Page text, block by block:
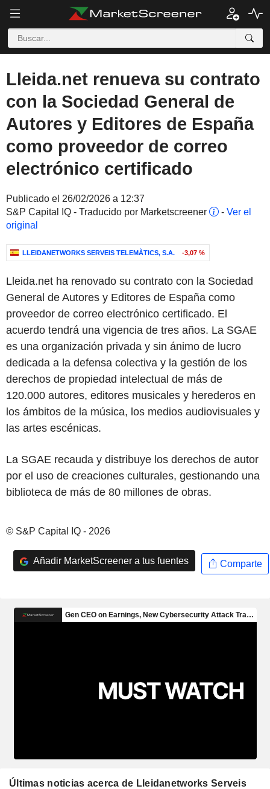
Lleida.net renueva su contrato
con la Sociedad General de
Autores y Editores de España
como proveedor de correo
electrónico certificado
Publicado el 26/02/2026 a 12:37
S&P Capital IQ - Traducido por Marketscreener
- Ver el
original
LLEIDANETWORKS SERVEIS TELEMÀTICS, S.A. -3,07 %
Lleida.net ha renovado su contrato con la Sociedad
General de Autores y Editores de España como
proveedor de correo electrónico certificado. El
acuerdo tendrá una vigencia de tres años. La SGAE
es una organización privada y sin ánimo de lucro
dedicada a la defensa colectiva y la gestión de los
derechos de propiedad intelectual de más de
120.000 autores, editores musicales y herederos en
los ámbitos de la música, los medios audiovisuales y
las artes escénicas.
La SGAE recauda y distribuye los derechos de autor
por el uso de creaciones culturales, gestionando una
biblioteca de más de 80 millones de obras.
© S&P Capital IQ - 2026
Añadir MarketScreener a tus fuentes Comparte
Últimas noticias acerca de Lleidanetworks Serveis